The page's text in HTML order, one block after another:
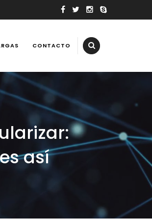
laptops y consolas de videojuegos,
CONTACTO
así